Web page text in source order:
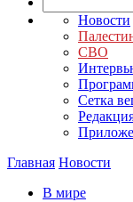
Новости
СВО
Сетка
Главная Новости
В мире